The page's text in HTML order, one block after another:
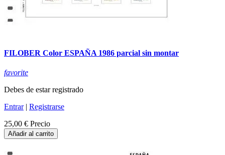
FILOBER Color ESPAÑA 1986 parcial sin montar
favorite
Debes de estar registrado
Entrar| Registrarse
25,00 € Precio
Añadir al carrito